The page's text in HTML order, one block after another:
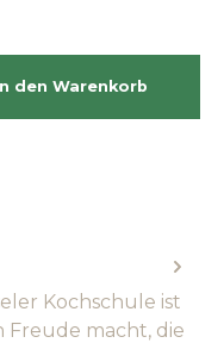
den Warenkorb
Kochschule ist
Freude macht, die